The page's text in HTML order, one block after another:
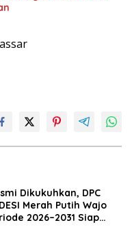
Dikukuhkan, DPC
Merah Putih Wajo
2026–2031 Siap